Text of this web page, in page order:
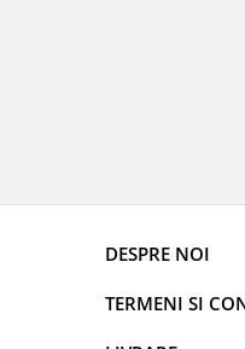
DESPRE NOI
TERMENI SI